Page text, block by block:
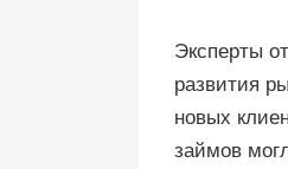
Эксперты
развития
новых
займов